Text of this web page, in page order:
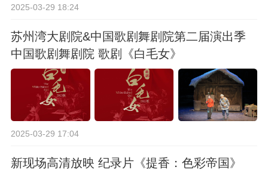
2025-03-29 18:24
苏州湾大剧院&中国歌剧舞剧院第二届演出季
中国歌剧舞剧院 歌剧《白毛女》
2025-03-29 17:04
新现场高清放映 纪录片《提香：色彩帝国》